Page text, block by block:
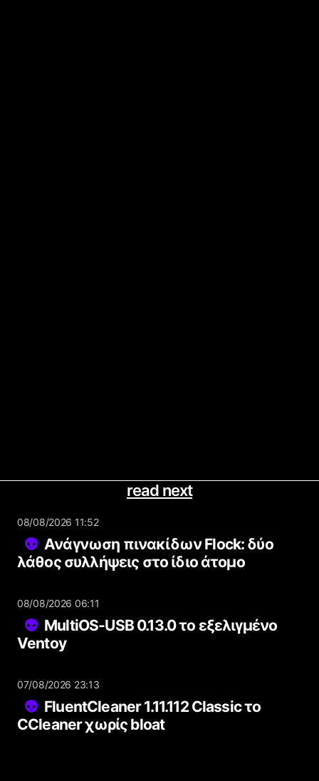
read next
08/08/2026 11:52
Ανάγνωση πινακίδων Flock: δύο
λάθος συλλήψεις στο ίδιο άτομο
08/08/2026 06:11
MultiOS-USB 0.13.0 το εξελιγμένο
Ventoy
07/08/2026 23:13
FluentCleaner 1.11.112 Classic το
CCleaner χωρίς bloat